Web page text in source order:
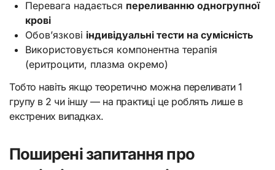
Перевага надається переливанню одногрупної
крові
Обов’язкові індивідуальні тести на сумісність
Використовується компонентна терапія
(еритроцити, плазма окремо)
Тобто навіть якщо теоретично можна переливати 1
групу в 2 чи іншу — на практиці це роблять лише в
екстрених випадках.
Поширені запитання про